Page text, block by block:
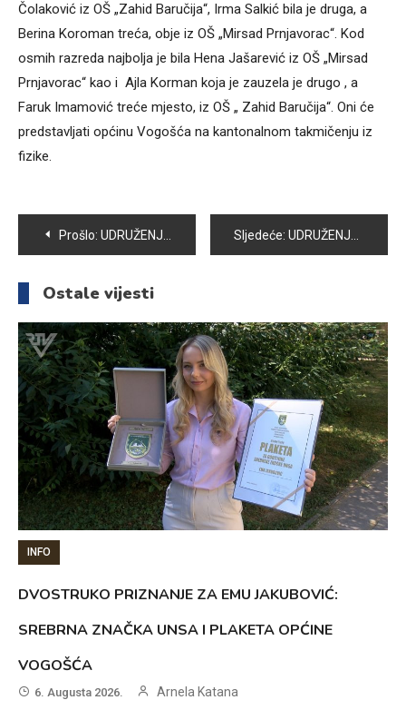
Čolaković iz OŠ „Zahid Baručija“, Irma Salkić bila je druga, a
Berina Koroman treća, obje iz OŠ „Mirsad Prnjavorac“. Kod
osmih razreda najbolja je bila Hena Jašarević iz OŠ „Mirsad
Prnjavorac“ kao i Ajla Korman koja je zauzela je drugo , a
Faruk Imamović treće mjesto, iz OŠ „ Zahid Baručija“. Oni će
predstavljati općinu Vogošća na kantonalnom takmičenju iz
fizike.
Navigacija
članaka
Prošlo: UDRUŽENJE BORACA BOSNAE-ZELENE BERETKE ODRŽALO IZVJEŠTAJNO-IZBORNU SKUPŠTINU Sljedeće: UDRUŽENJE “MOSTOVI” ODRŽALO EDUKATIVNO PREDAVANJE
Ostale vijesti
INFO
DVOSTRUKO PRIZNANJE ZA EMU JAKUBOVIĆ:
SREBRNA ZNAČKA UNSA I PLAKETA OPĆINE
VOGOŠĆA
6. Augusta 2026. Arnela Katana